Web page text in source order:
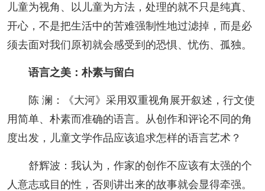
儿童为视角、以儿童为方法，处理的就不只是纯真、
开心，不是把生活中的苦难强制性地过滤掉，而是必
须去面对我们原初就会感受到的恐惧、忧伤、孤独。
语言之美：朴素与留白
陈 澜：《大河》采用双重视角展开叙述，行文使
用简单、朴素而准确的语言。从创作和评论不同的角
度出发，儿童文学作品应该追求怎样的语言艺术？
舒辉波：我认为，作家的创作不应该有太强的个
人意志或目的性，否则讲出来的故事就会显得牵强。